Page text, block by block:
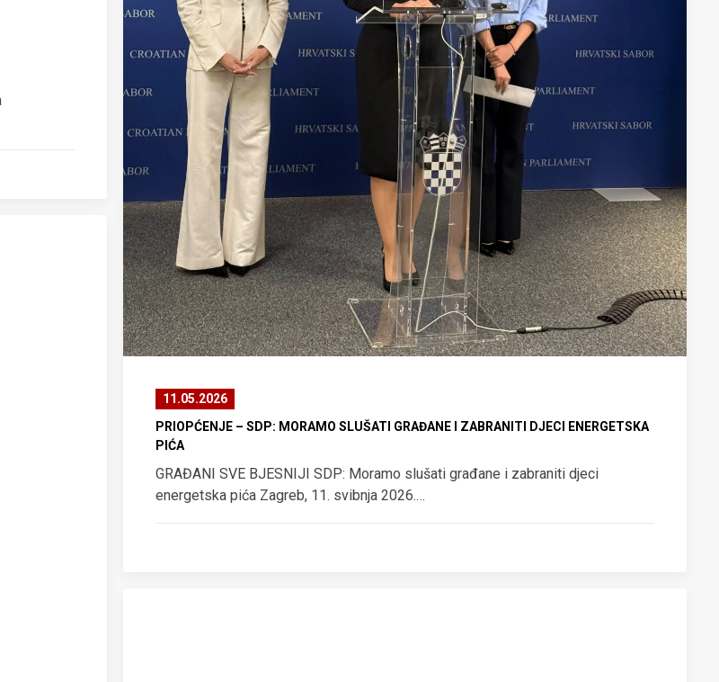
11.05.2026
PRIOPĆENJE – SDP: MORAMO SLUŠATI GRAĐANE I ZABRANITI DJECI ENERGETSKA
PIĆA
GRAĐANI SVE BJESNIJI SDP: Moramo slušati građane i zabraniti djeci
energetska pića Zagreb, 11. svibnja 2026.…